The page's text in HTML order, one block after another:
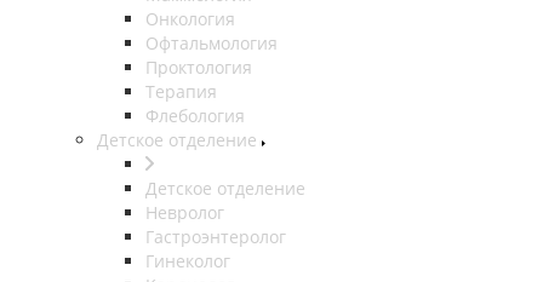
Онкология
Офтальмология
Проктология
Терапия
Флебология
Детское отделение
Детское отделение
Невролог
Гастроэнтеролог
Гинеколог